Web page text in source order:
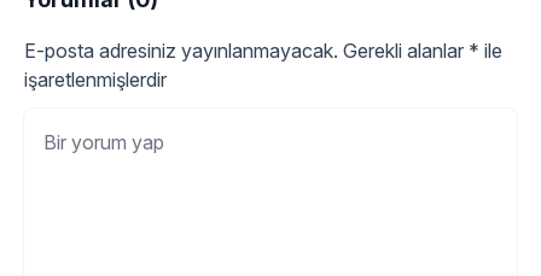
E-posta adresiniz yayınlanmayacak. Gerekli alanlar * ile
işaretlenmişlerdir